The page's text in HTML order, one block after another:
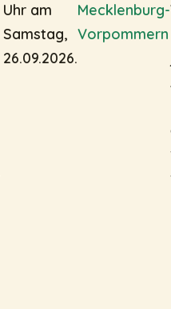
Uhr am
Samstag,
26.09.2026.
Mecklenburg-
Vorpommern